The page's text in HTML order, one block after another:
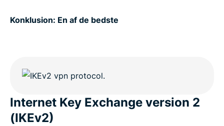
Konklusion: En af de bedste
Internet Key Exchange version 2
(IKEv2)